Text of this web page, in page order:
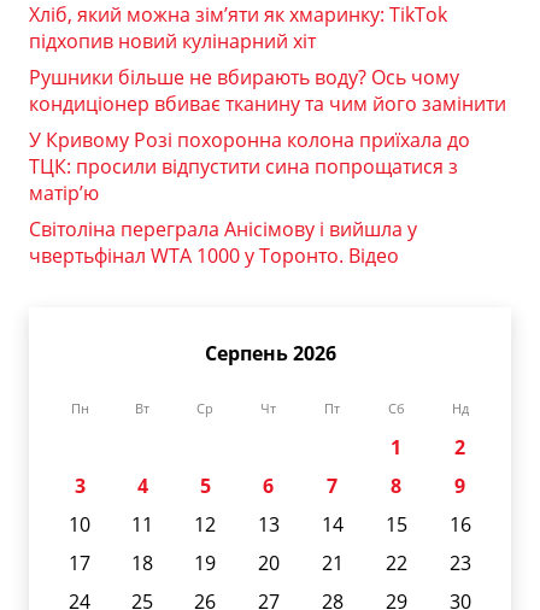
Хліб, який можна зім’яти як хмаринку: TikTok
підхопив новий кулінарний хіт
Рушники більше не вбирають воду? Ось чому
кондиціонер вбиває тканину та чим його замінити
У Кривому Розі похоронна колона приїхала до
ТЦК: просили відпустити сина попрощатися з
матір’ю
Світоліна переграла Анісімову і вийшла у
чвертьфінал WTA 1000 у Торонто. Відео
Серпень 2026
Пн Вт Ср Чт Пт Сб Нд
1
2
3
4 5 6 7 8
9
10
11 12 13 14 15
16
17
18 19 20 21 22
23
24
25 26 27 28 29
30